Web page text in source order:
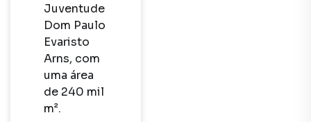
Juventude
Dom Paulo
Evaristo
Arns, com
uma área
de 240 mil
m².